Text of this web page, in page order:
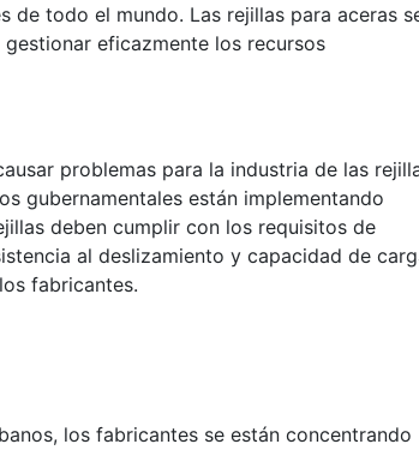
de todo el mundo. Las rejillas para aceras
eficazmente los recursos
problemas para la industria de las
gubernamentales están implementando
deben cumplir con los requisitos de
al deslizamiento y capacidad de
fabricantes.
los fabricantes se están concentrando